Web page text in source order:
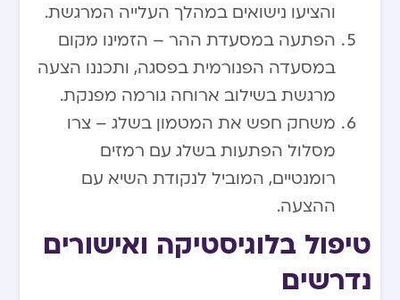
והציעו נישואים במהלך העלייה המרגשת.
הפתעה במסעדת ההר – הזמינו מקום
במסעדה הפנורמית בפסגה, ותכננו הצעה
מרגשת בשילוב ארוחה גורמה מפנקת.
משחק חפש את המטמון בשלג – צרו
מסלול הפתעות בשלג עם רמזים
רומנטיים, המוביל לנקודת השיא עם
ההצעה.
טיפול בלוגיסטיקה ואישורים
נדרשים